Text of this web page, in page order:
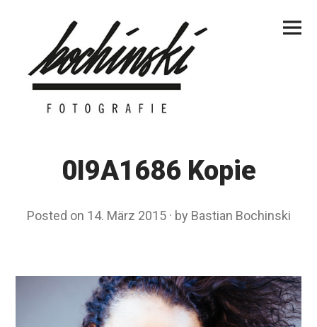
Menu
0I9A1686 Kopie
Posted on 14. März 2015 by Bastian Bochinski